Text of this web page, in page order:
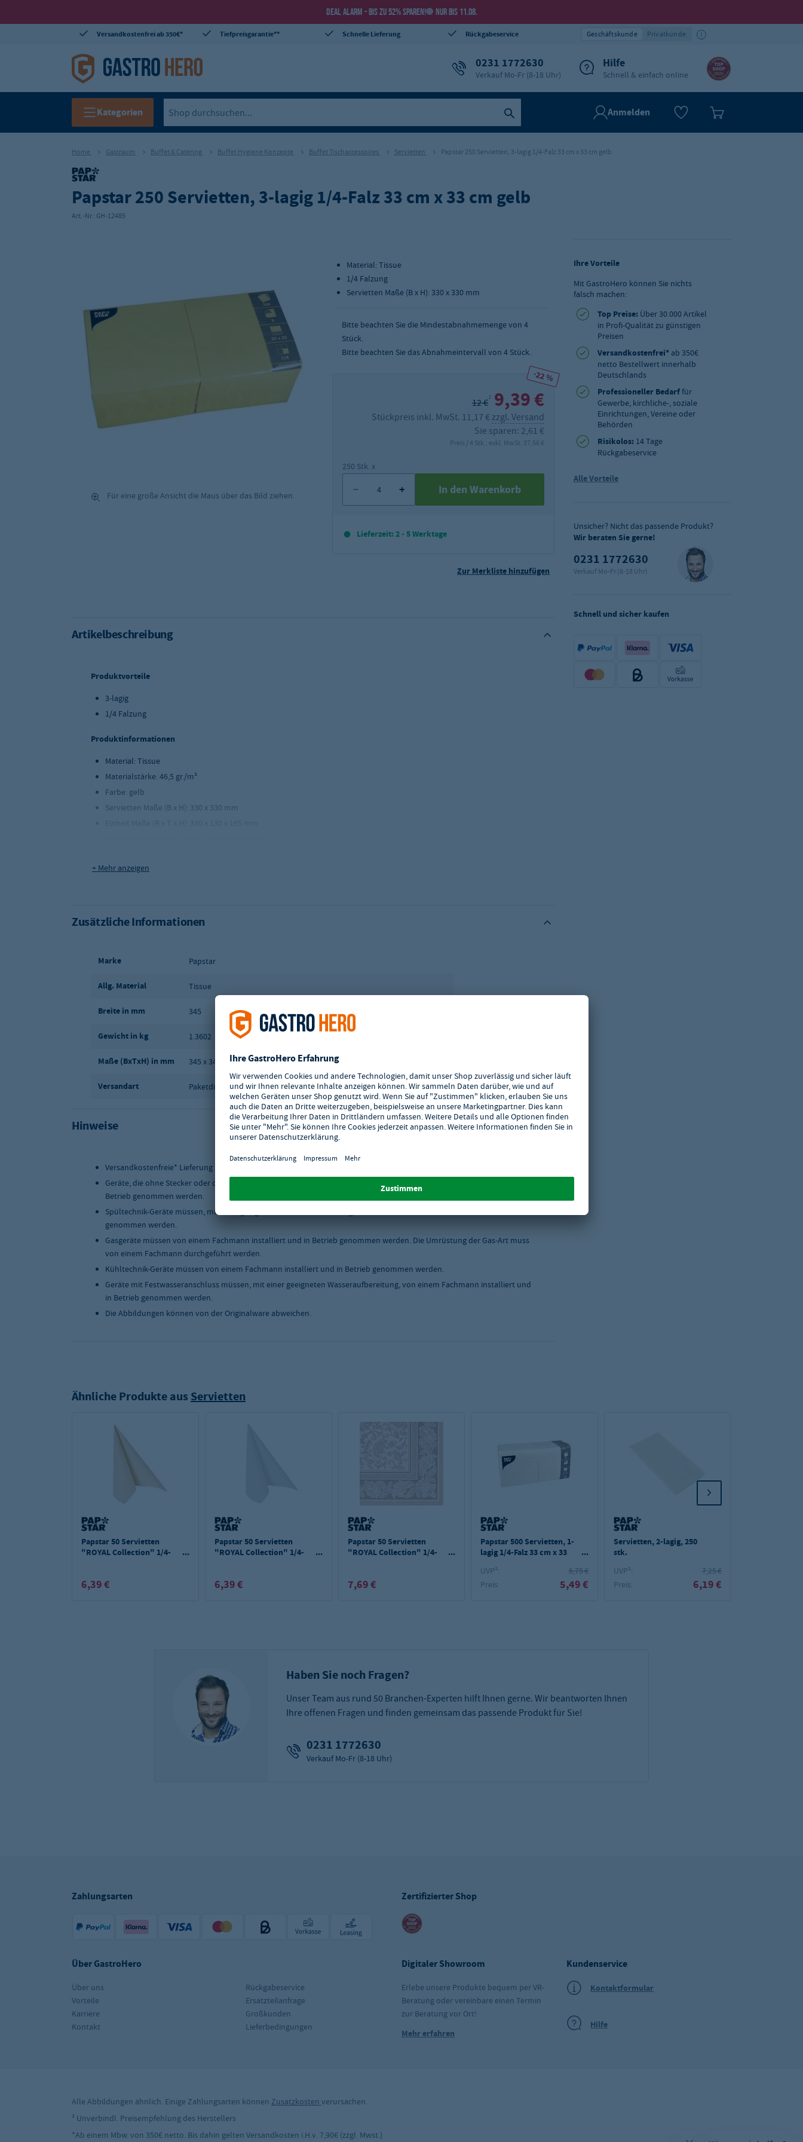
DEAL ALARM - BIS ZU 52% SPAREN! NUR BIS 11.08.
Versandkostenfrei ab 350€* Tiefpreisgarantie** Schnelle Lieferung Rückgabeservice Geschäftskunde Privatkunde
0231 1772630
Verkauf Mo-Fr (8-18 Uhr)
Hilfe
Schnell & einfach online
Kategorien Anmelden
Home Gastraum Buffet & Catering Buffet Hygiene Konzepte Buffet Tischaccessoires Servietten Papstar 250 Servietten, 3-lagig 1/4-Falz 33 cm x 33 cm gelb
Papstar 250 Servietten, 3-lagig 1/4-Falz 33 cm x 33 cm gelb
Art.-Nr.: GH-12485
Für eine große Ansicht die Maus über das Bild ziehen.
Material: Tissue
1/4 Falzung
Servietten Maße (B x H): 330 x 330 mm
Bitte beachten Sie die Mindestabnahmemenge von 4
Stück.
Bitte beachten Sie das Abnahmeintervall von 4 Stück.
-22 %
12 €2 9,39 €
Stückpreis inkl. MwSt. 11,17 € zzgl. Versand
Sie sparen: 2,61 €
Preis / 4 Stk.: exkl. MwSt. 37,56 €
250 Stk. x
In den Warenkorb
Lieferzeit: 2 - 5 Werktage
Zur Merkliste hinzufügen
Artikelbeschreibung
Produktvorteile
3-lagig
1/4 Falzung
Produktinformationen
Material: Tissue
Materialstärke: 46,5 gr./m²
Farbe: gelb
Servietten Maße (B x H): 330 x 330 mm
+ Mehr anzeigen
Zusätzliche Informationen
Marke Papstar
Allg. Material Tissue
Breite in mm 345
Gewicht in kg 1.3602
Maße (BxTxH) in mm 345 x 345 x 260
Versandart Paketdienst
Hinweise
Versandkostenfreie* Lieferung innerhalb Deutschlands.
Geräte, die ohne Stecker oder ohne Anschlusskabel ausgeliefert werden, müssen von einem Fachmann installiert und in
Betrieb genommen werden.
Spültechnik-Geräte müssen, mit einer geeigneten Wasseraufbereitung, von einem Fachmann installiert und in Betrieb
genommen werden.
Gasgeräte müssen von einem Fachmann installiert und in Betrieb genommen werden. Die Umrüstung der Gas-Art muss
von einem Fachmann durchgeführt werden.
Kühltechnik-Geräte müssen von einem Fachmann installiert und in Betrieb genommen werden.
Geräte mit Festwasseranschluss müssen, mit einer geeigneten Wasseraufbereitung, von einem Fachmann installiert und
in Betrieb genommen werden.
Die Abbildungen können von der Originalware abweichen.
Ihre Vorteile
Mit GastroHero können Sie nichts
falsch machen:
Top Preise: Über 30.000 Artikel
in Profi-Qualität zu günstigen
Preisen
Versandkostenfrei* ab 350€
netto Bestellwert innerhalb
Deutschlands
Professioneller Bedarffür
Gewerbe, kirchliche-, soziale
Einrichtungen, Vereine oder
Behörden
Risikolos: 14 Tage
Rückgabeservice
Alle Vorteile
Unsicher? Nicht das passende Produkt?
Wir beraten Sie gerne!
0231 1772630
Verkauf Mo-Fr (8-18 Uhr)
Schnell und sicher kaufen
Ähnliche Produkte aus Servietten
Papstar 50 Servietten
"ROYAL Collection" 1/4-
6,39 €
Papstar 50 Servietten
"ROYAL Collection" 1/4-
6,39 €
Papstar 50 Servietten
"ROYAL Collection" 1/4-
7,69 €
Papstar 500 Servietten, 1-
lagig 1/4-Falz 33 cm x 33
UVP²:
6,75 €
Preis:
5,49 €
Servietten, 2-lagig, 250
stk.
UVP²:
7,25 €
Preis:
6,19 €
Haben Sie noch Fragen?
Unser Team aus rund 50 Branchen-Experten hilft Ihnen gerne. Wir beantworten Ihnen
Ihre offenen Fragen und finden gemeinsam das passende Produkt für Sie!
0231 1772630
Verkauf Mo-Fr (8-18 Uhr)
Zahlungsarten Zertifizierter Shop
Über GastroHero
Über uns
Vorteile
Karriere
Kontakt
Rückgabeservice
Ersatzteilanfrage
Großkunden
Lieferbedingungen
Digitaler Showroom
Erlebe unsere Produkte bequem per VR-
Beratung oder vereinbare einen Termin
zur Beratung vor Ort!
Mehr erfahren
Kundenservice
Kontaktformular
Hilfe
Alle Abbildungen ähnlich. Einige Zahlungsarten können Zusatzkosten verursachen.
² Unverbindl. Preisempfehlung des Herstellers
*Ab einem Mbw. von 350€ netto. Bis dahin gelten Versandkosten i.H.v. 7,90€ (zzgl. Mwst.)